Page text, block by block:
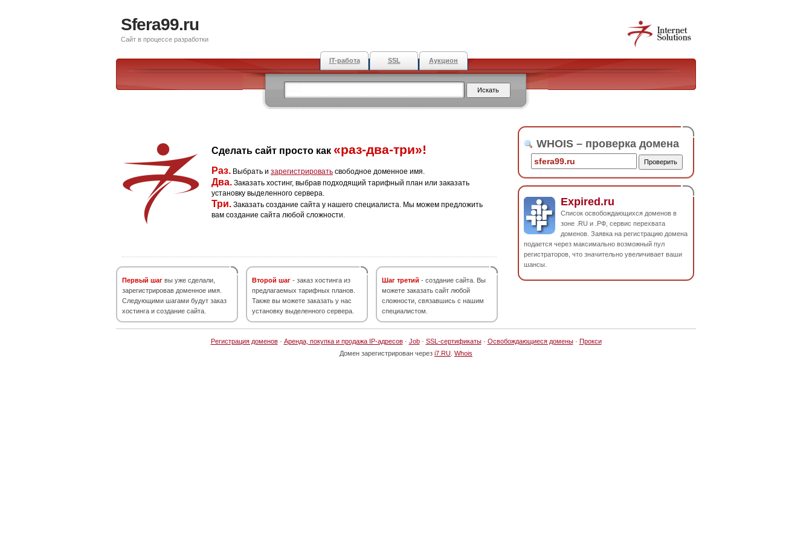
Sfera99.ru
Сайт в процессе разработки
IT-работа SSL Аукцион
Сделать сайт просто как «раз-два-три»!
Раз. Выбрать и зарегистрировать свободное доменное имя.
Два. Заказать хостинг, выбрав подходящий тарифный план или заказать
установку выделенного сервера.
Три. Заказать создание сайта у нашего специалиста. Мы можем предложить
вам создание сайта любой сложности.
Первый шаг вы уже сделали,
зарегистрировав доменное имя.
Следующими шагами будут заказ
хостинга и создание сайта.
Второй шаг - заказ хостинга из
предлагаемых тарифных планов.
Также вы можете заказать у нас
установку выделенного сервера.
Шаг третий - создание сайта. Вы
можете заказать сайт любой
сложности, связавшись с нашим
специалистом.
WHOIS – проверка домена
Expired.ru
Список освобождающихся доменов в
зоне .RU и .РФ, сервис перехвата
доменов. Заявка на регистрацию домена
подается через максимально возможный пул
регистраторов, что значительно увеличивает ваши
шансы.
Регистрация доменов· Аренда, покупка и продажа IP-адресов· Job· SSL-сертификаты· Освобождающиеся домены· Прокси
Домен зарегистрирован через i7.RU Whois